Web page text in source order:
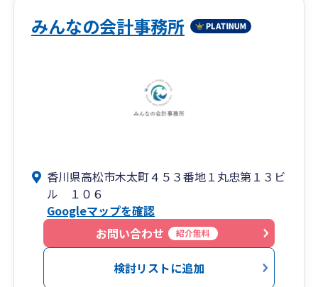
みんなの会計事務所
香川県高松市木太町４５３番地１丸忠第１３ビ
ル １０６
Googleマップを確認
お問い合わせ
紹介無料
検討リストに追加